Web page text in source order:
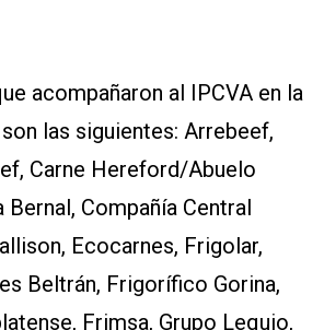
acompañaron al IPCVA en la
las siguientes: Arrebeef,
Carne Hereford/Abuelo
Bernal, Compañía Central
Ecocarnes, Frigolar,
Beltrán, Frigorífico Gorina,
Frimsa, Grupo Lequio,